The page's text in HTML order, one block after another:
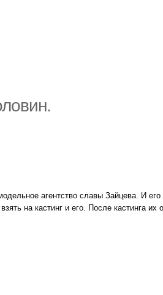
агентство славы Зайцева. И его
на кастинг и его. После кастинга их